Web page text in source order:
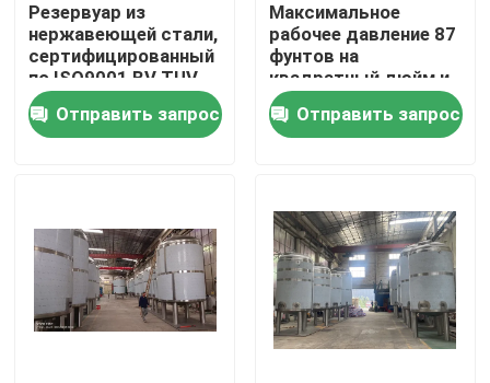
Дом
Продукты
Путешествие фабрики
Проверка качества
Резервуар из
нержавеющей стали,
сертифицированный
по ISO9001 BV TUV,
для промышленных
нуждОтправить запрос
Максимальное
рабочее давление 87
фунтов на
квадратный дюйм и
зеркальная
полировка
резервуара для
решений по очистке
воды
Отправить запрос